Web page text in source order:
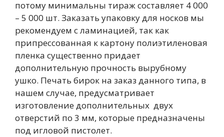
потому минимальны тираж составляет 4 000
– 5 000 шт. Заказать упаковку для носков мы
рекомендуем с ламинацией, так как
припрессованная к картону полиэтиленовая
пленка существенно придает
дополнительную прочность вырубному
ушко. Печать бирок на заказ данного типа, в
нашем случае, предусматривает
изготовление дополнительных двух
отверстий по 3 мм, которые предназначены
под игловой пистолет.